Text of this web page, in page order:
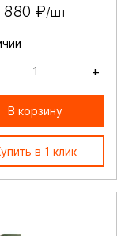
880 ₽/шт
+
В корзину
в 1 клик